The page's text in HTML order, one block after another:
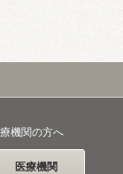
機関の方へ
医療機関